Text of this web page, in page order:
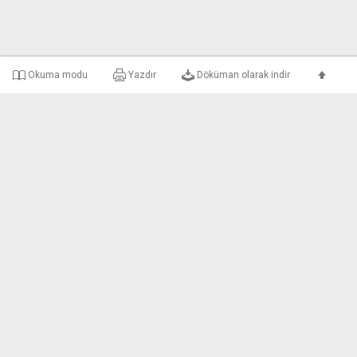
Okuma modu Yazdır Döküman olarak indir